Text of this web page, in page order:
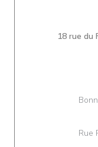
18 rue du
Rue